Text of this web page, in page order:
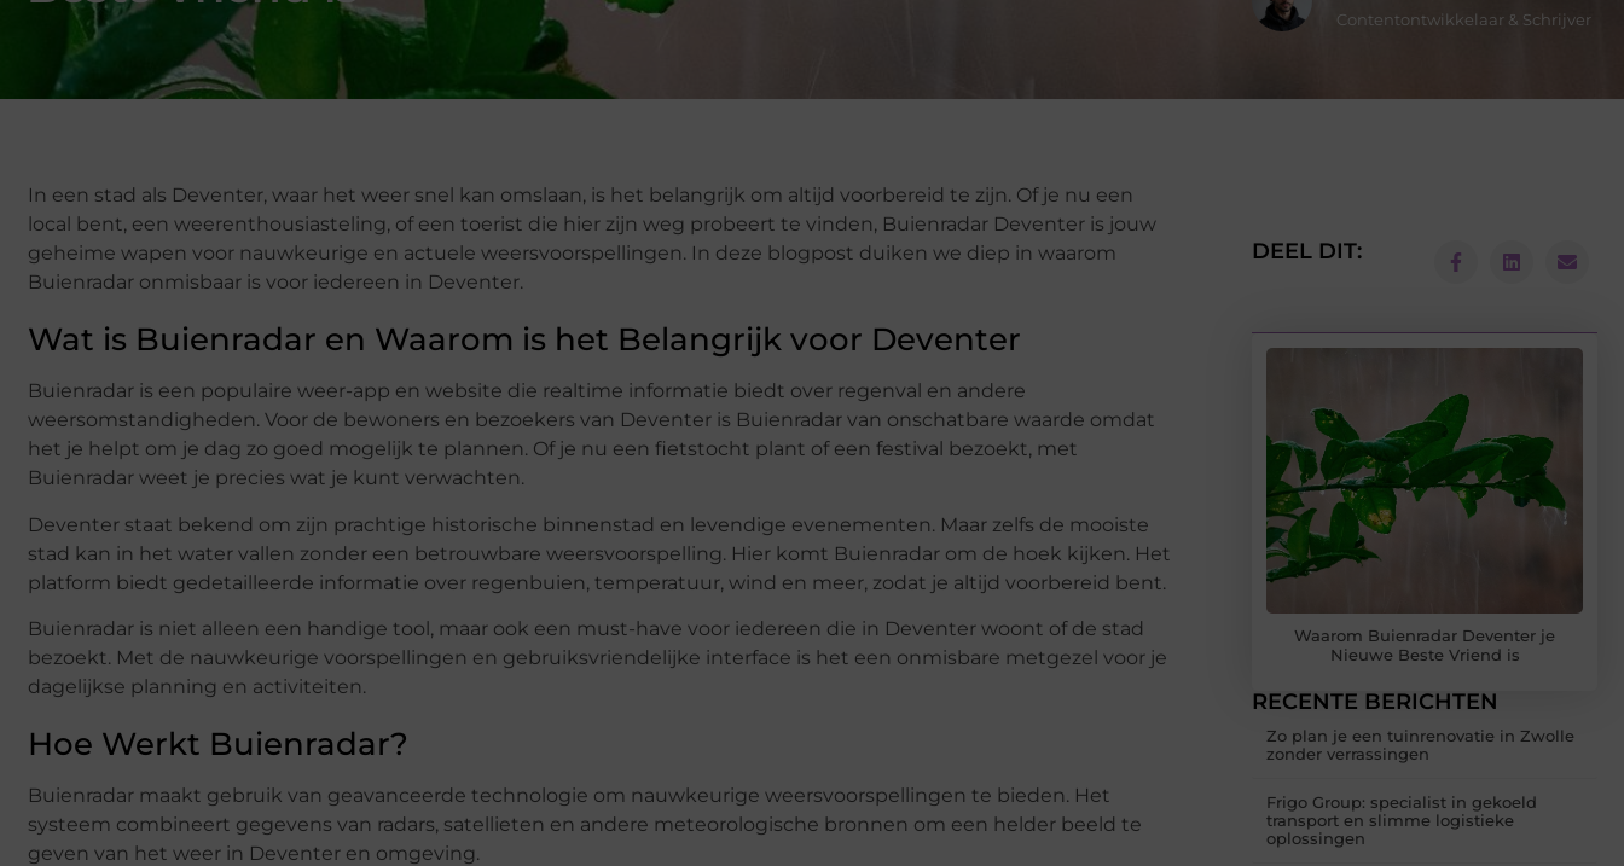
Contentontwikkelaar & Schrijver
In een stad als Deventer, waar het weer snel kan omslaan, is het belangrijk om altijd voorbereid te zijn. Of je nu een
local bent, een weerenthousiasteling, of een toerist die hier zijn weg probeert te vinden, Buienradar Deventer is jouw
geheime wapen voor nauwkeurige en actuele weersvoorspellingen. In deze blogpost duiken we diep in waarom
Buienradar onmisbaar is voor iedereen in Deventer.
Wat is Buienradar en Waarom is het Belangrijk voor Deventer
Buienradar is een populaire weer-app en website die realtime informatie biedt over regenval en andere
weersomstandigheden. Voor de bewoners en bezoekers van Deventer is Buienradar van onschatbare waarde omdat
het je helpt om je dag zo goed mogelijk te plannen. Of je nu een fietstocht plant of een festival bezoekt, met
Buienradar weet je precies wat je kunt verwachten.
Deventer staat bekend om zijn prachtige historische binnenstad en levendige evenementen. Maar zelfs de mooiste
stad kan in het water vallen zonder een betrouwbare weersvoorspelling. Hier komt Buienradar om de hoek kijken. Het
platform biedt gedetailleerde informatie over regenbuien, temperatuur, wind en meer, zodat je altijd voorbereid bent.
Buienradar is niet alleen een handige tool, maar ook een must-have voor iedereen die in Deventer woont of de stad
bezoekt. Met de nauwkeurige voorspellingen en gebruiksvriendelijke interface is het een onmisbare metgezel voor je
dagelijkse planning en activiteiten.
Hoe Werkt Buienradar?
Buienradar maakt gebruik van geavanceerde technologie om nauwkeurige weersvoorspellingen te bieden. Het
systeem combineert gegevens van radars, satellieten en andere meteorologische bronnen om een helder beeld te
geven van het weer in Deventer en omgeving.
DEEL DIT:
Waarom Buienradar Deventer je
Nieuwe Beste Vriend is
RECENTE BERICHTEN
Zo plan je een tuinrenovatie in Zwolle
zonder verrassingen
Frigo Group: specialist in gekoeld
transport en slimme logistieke
oplossingen